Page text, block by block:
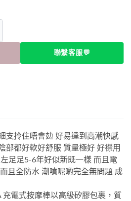
聯繫客服💬
支拎住唔會攰 好易達到高潮快感
部都好軟好舒服 質量極好 好襟用
足足5-6年好似新既一樣 而且電
且全防水 潮噴呢啲完全無問題 成
電式按摩棒以高級矽膠包裹，質